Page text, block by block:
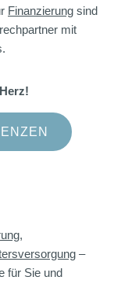
Finanzierung sind
mit
,
–
für Sie und